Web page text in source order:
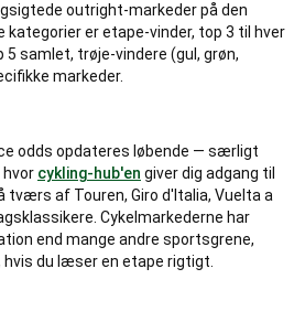
outright-markeder på den
kategorier er etape-vinder, top 3 til hver
samlet, trøje-vindere (gul, grøn,
markeder.
odds opdateres løbende — særligt
hvor cykling-hub'en giver dig adgang til
tværs af Touren, Giro d'Italia, Vuelta a
Cykelmarkederne har
end mange andre sportsgrene,
du læser en etape rigtigt.